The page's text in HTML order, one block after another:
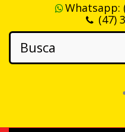
Whatsapp:
(47)